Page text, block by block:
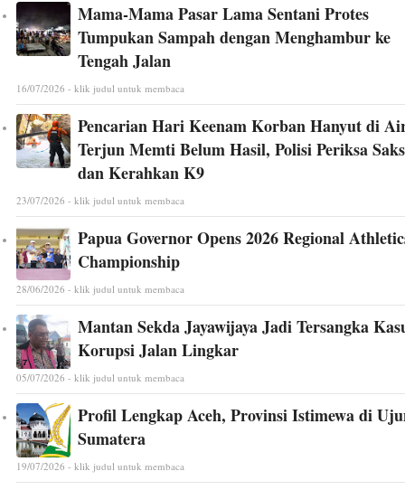
Mama-Mama Pasar Lama Sentani Protes
Tumpukan Sampah dengan Menghambur ke
Tengah Jalan
16/07/2026 - klik judul untuk membaca
Pencarian Hari Keenam Korban Hanyut di
Terjun Memti Belum Hasil, Polisi Periksa
dan Kerahkan K9
23/07/2026 - klik judul untuk membaca
Papua Governor Opens 2026 Regional
Championship
28/06/2026 - klik judul untuk membaca
Mantan Sekda Jayawijaya Jadi Tersangka
Korupsi Jalan Lingkar
05/07/2026 - klik judul untuk membaca
Profil Lengkap Aceh, Provinsi Istimewa di
Sumatera
19/07/2026 - klik judul untuk membaca